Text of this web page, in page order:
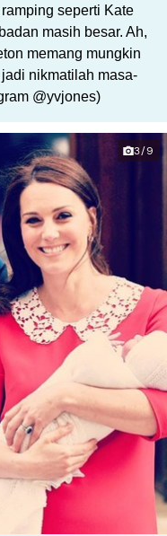
seperti Kate
masih besar. Ah,
memang mungkin
nikmatilah masa-
@yvjones)
3/9